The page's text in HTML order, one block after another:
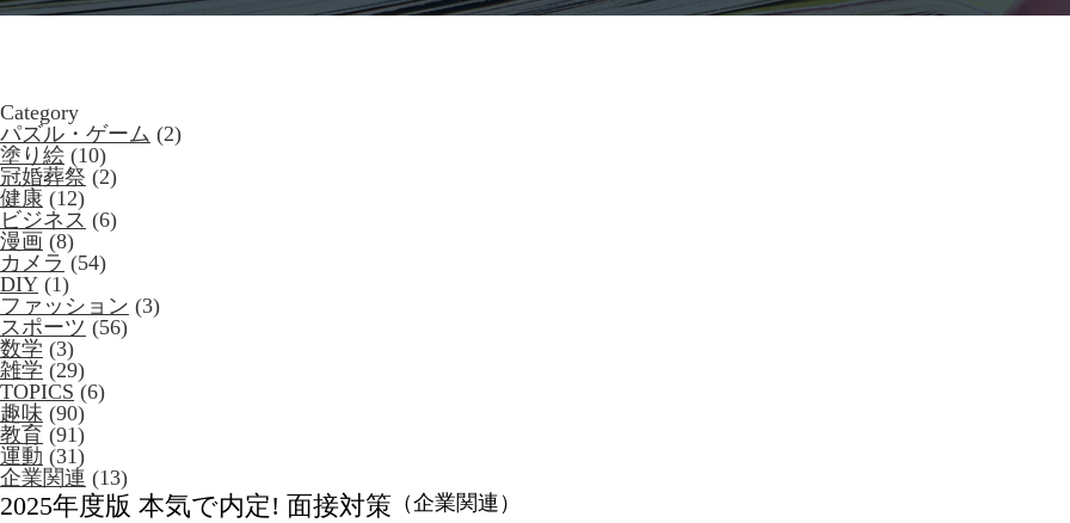
Category
パズル・ゲーム (2)
塗り絵 (10)
冠婚葬祭 (2)
健康 (12)
ビジネス (6)
漫画 (8)
カメラ (54)
DIY (1)
ファッション (3)
スポーツ (56)
数学 (3)
雑学 (29)
TOPICS (6)
趣味 (90)
教育 (91)
運動 (31)
企業関連 (13)
2025年度版 本気で内定! 面接対策 （企業関連）